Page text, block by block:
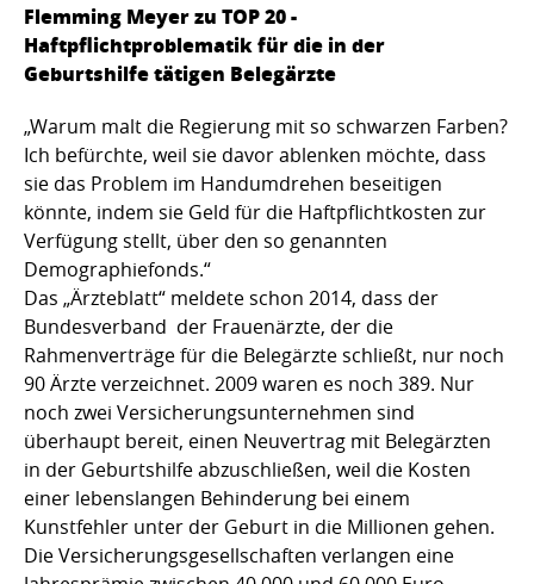
Flemming Meyer zu TOP 20 -
Haftpflichtproblematik für die in der
Geburtshilfe tätigen Belegärzte
„Warum malt die Regierung mit so schwarzen Farben?
Ich befürchte, weil sie davor ablenken möchte, dass
sie das Problem im Handumdrehen beseitigen
könnte, indem sie Geld für die Haftpflichtkosten zur
Verfügung stellt, über den so genannten
Demographiefonds.“
Das „Ärzteblatt“ meldete schon 2014, dass der
Bundesverband der Frauenärzte, der die
Rahmenverträge für die Belegärzte schließt, nur noch
90 Ärzte verzeichnet. 2009 waren es noch 389. Nur
noch zwei Versicherungsunternehmen sind
überhaupt bereit, einen Neuvertrag mit Belegärzten
in der Geburtshilfe abzuschließen, weil die Kosten
einer lebenslangen Behinderung bei einem
Kunstfehler unter der Geburt in die Millionen gehen.
Die Versicherungsgesellschaften verlangen eine